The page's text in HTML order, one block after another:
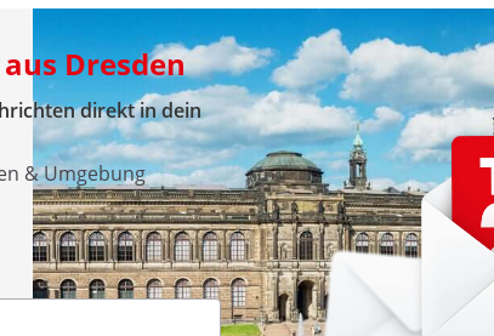
Dresden
direkt in dein
& Umgebung